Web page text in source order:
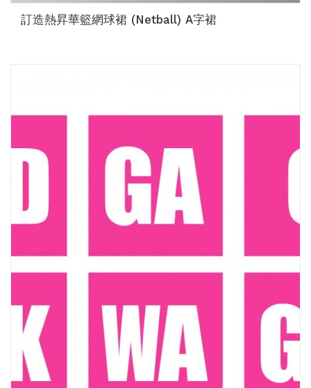
訂造熱昇華籃網球裙 (Netball) A字裙